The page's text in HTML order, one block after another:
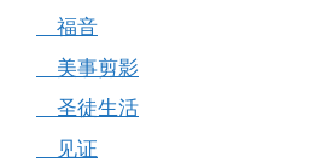
福音
美事剪影
圣徒生活
见证